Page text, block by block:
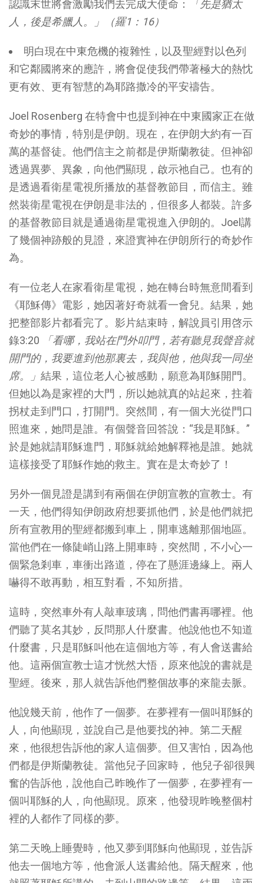
認識末世將會激勵我們去完成大使命：
「先是猶太
人，後是希臘人。」（羅1：16）
明白現在中東危機的複雜性，以及聖經對以色列
和它鄰國將來的應許，將會促使我們帶著極大的熱忱
更有效、更有智慧的為耶路撒冷的平安禱告。
Joel Rosenberg 在特會中也提到神在中東國家正在做
奇妙的事情，特別是伊朗。現在，在伊朗大約有一百
萬的基督徒。他們信主之前都是伊斯蘭教徒。但神卻
透過異夢、異象，向他們顯現，啟示祂自己。也有的
是透過看衛星電視所播放的基督教節目，而信主。雖
然裝衛星電視在伊朗是非法的，但很多人都裝。許多
的基督教節目就是通過衛星電視進入伊朗的。Joel講
了幾個神跡般的見證，來證實神在伊朗所行的奇妙作
為。
有一位老人在家看衛星電視，她在轉台時無意間看到
《耶穌傳》電影，她因著好奇就看一會兒。結果，她
把整部影片都看完了。影片結束時，解說員引用啓示
錄3:20
「看哪，我站在門外叩門，若有聽見我聲音就
開門的，我要進到他那裏去，我與他，他與我一同坐
席。」 結果，這位老人心被感動，願意為耶穌開門。
但她以為是家裡的大門，所以她就真的站起來，拄着
拐杖走到門口，打開門。突然間，有一個大光從門口
照進來，她問是誰。有個聲音回答說：“我是耶穌。”
於是她就請耶穌進門，耶穌就給她解釋祂是誰。她就
這樣接受了耶穌作她的救主。實在是太奇妙了！
另外一個見證是講到有兩個在伊朗宣教的宣教士。有
一天，他們得知伊朗政府想要抓他們，於是他們就把
所有宣教用的聖經都搬到車上，開車逃離那個地區。
當他們在一條陡峭山路上開車時，突然間，不小心一
個緊急剎車，車衝出路道，停在了懸涯邊緣上。兩人
嚇得不敢再動，相互對看，不知所措。
這時，突然車外有人敲車玻璃，問他們書再哪裡。他
們聽了莫名其妙，反問那人什麼書。他說他也不知道
什麼書，只是耶穌叫他在這個地方等，有人會送書給
他。這兩個宣教士這才恍然大悟，原來他說的書就是
聖經。後來，那人就告訴他們整個故事的來龍去脈。
他說幾天前，他作了一個夢。在夢裡有一個叫耶穌的
人，向他顯現，並說自己是他要找的神。第二天醒
來，他很想告訴他的家人這個夢。但又害怕，因為他
們都是伊斯蘭教徒。當他兒子回家時， 他兒子卻很興
奮的告訴他，說他自己昨晚作了一個夢，在夢裡有一
個叫耶穌的人，向他顯現。原來，他發現昨晚整個村
裡的人都作了同樣的夢。
第二天晚上睡覺時，他又夢到耶穌向他顯現，並告訴
他去一個地方等，他會派人送書給他。隔天醒來，他